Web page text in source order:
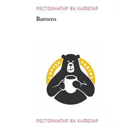
РЕСТОРАНЛАР ВА КАФЕЛАР
Barocco
РЕСТОРАНЛАР ВА КАФЕЛАР